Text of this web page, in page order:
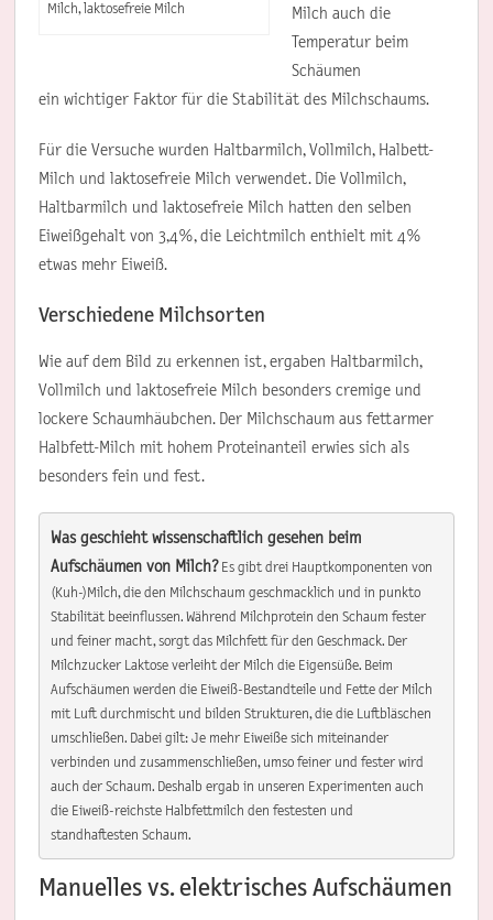
Milch, laktosefreie Milch
Milch auch die
Temperatur beim
Schäumen
ein wichtiger Faktor für die Stabilität des Milchschaums.
Für die Versuche wurden Haltbarmilch, Vollmilch, Halbett-
Milch und laktosefreie Milch verwendet. Die Vollmilch,
Haltbarmilch und laktosefreie Milch hatten den selben
Eiweißgehalt von 3,4%, die Leichtmilch enthielt mit 4%
etwas mehr Eiweiß.
Verschiedene Milchsorten
Wie auf dem Bild zu erkennen ist, ergaben Haltbarmilch,
Vollmilch und laktosefreie Milch besonders cremige und
lockere Schaumhäubchen. Der Milchschaum aus fettarmer
Halbfett-Milch mit hohem Proteinanteil erwies sich als
besonders fein und fest.
Was geschieht wissenschaftlich gesehen beim
Aufschäumen von Milch? Es gibt drei Hauptkomponenten von
(Kuh-)Milch, die den Milchschaum geschmacklich und in punkto
Stabilität beeinflussen. Während Milchprotein den Schaum fester
und feiner macht, sorgt das Milchfett für den Geschmack. Der
Milchzucker Laktose verleiht der Milch die Eigensüße. Beim
Aufschäumen werden die Eiweiß-Bestandteile und Fette der Milch
mit Luft durchmischt und bilden Strukturen, die die Luftbläschen
umschließen. Dabei gilt: Je mehr Eiweiße sich miteinander
verbinden und zusammenschließen, umso feiner und fester wird
auch der Schaum. Deshalb ergab in unseren Experimenten auch
die Eiweiß-reichste Halbfettmilch den festesten und
standhaftesten Schaum.
Manuelles vs. elektrisches Aufschäumen